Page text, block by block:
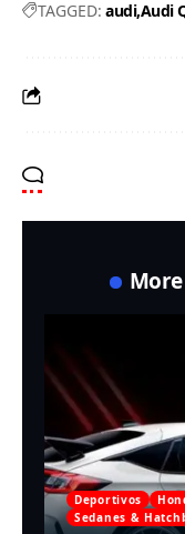
TAGGED: audi Audi
Deportivos
Sedanes &